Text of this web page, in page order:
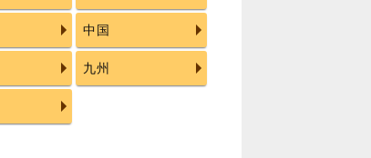
中国
九州